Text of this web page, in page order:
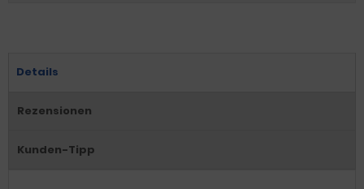
Details
Rezensionen
Kunden-Tipp